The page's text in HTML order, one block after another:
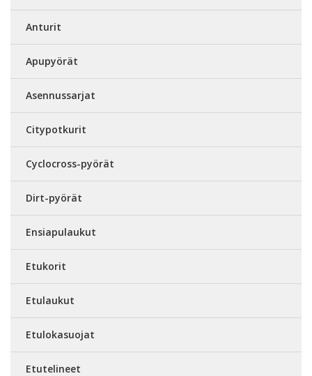
Anturit
Apupyörät
Asennussarjat
Citypotkurit
Cyclocross-pyörät
Dirt-pyörät
Ensiapulaukut
Etukorit
Etulaukut
Etulokasuojat
Etutelineet